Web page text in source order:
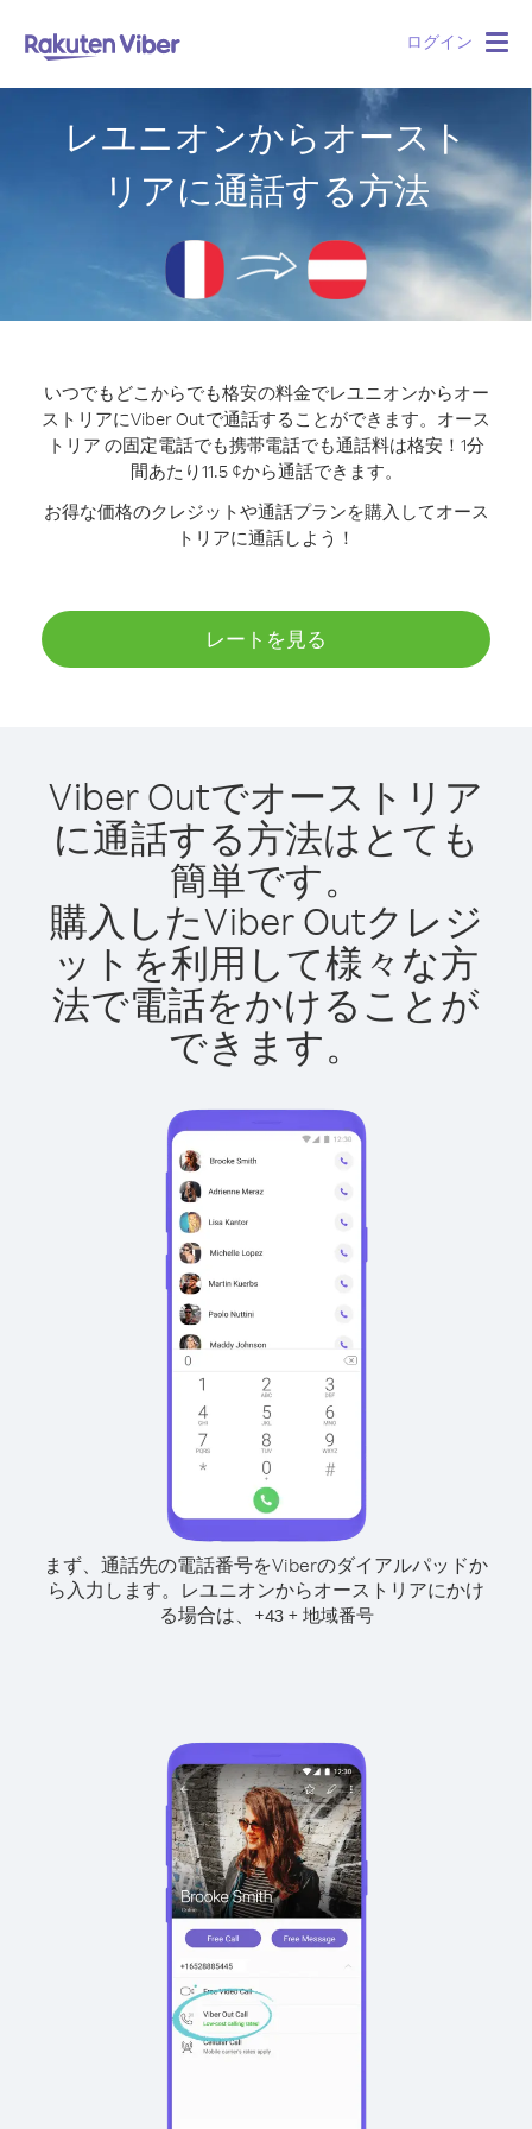
ログイン
レユニオンからオースト
リアに通話する方法
いつでもどこからでも格安の料金でレユニオンからオー
ストリアにViber Outで通話することができます。 オース
トリア の固定電話でも携帯電話でも通話料は格安！1分
間あたり11.5 ¢から通話できます。
お得な価格のクレジットや通話プランを購入してオース
トリアに通話しよう！
レートを見る
Viber Outでオーストリア
に通話する方法はとても
簡単です。
購入したViber Outクレジ
ットを利用して様々な方
法で電話をかけることが
できます。
まず、通話先の電話番号をViberのダイアルパッドか
ら入力します。 レユニオンからオーストリアにかけ
る場合は、
+43+ 地域番号